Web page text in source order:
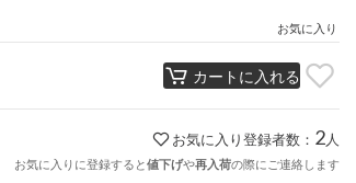
お気に入り
カートに入れる
お気に入り登録者数： 2 人
お気に入りに登録すると値下げや再入荷の際にご連絡します